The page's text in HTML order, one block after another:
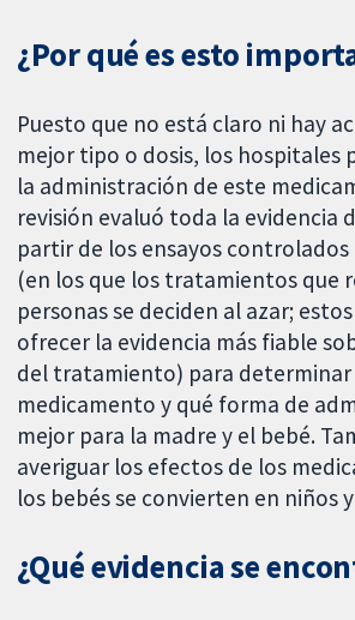
¿Por qué es esto
Puesto que no está claro ni hay
mejor tipo o dosis, los hospitales
la administración de este
revisión evaluó toda la evidencia
partir de los ensayos
(en los que los tratamientos que
personas se deciden al azar;
ofrecer la evidencia más fiable
del tratamiento) para determinar
medicamento y qué forma de
mejor para la madre y el bebé.
averiguar los efectos de los
los bebés se convierten en niños
¿Qué evidencia se